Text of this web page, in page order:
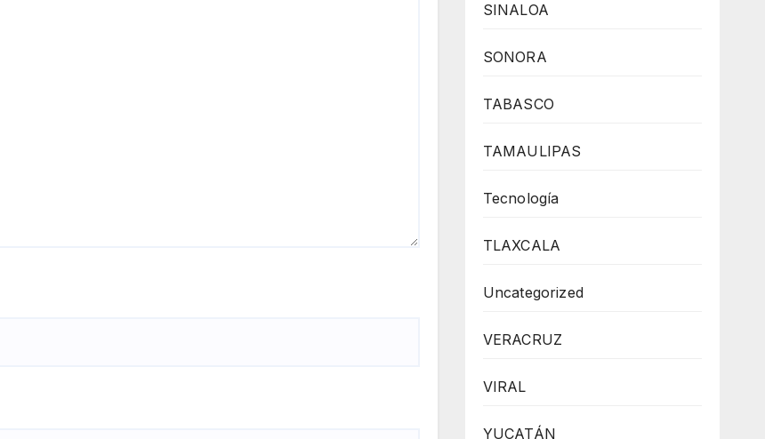
SINALOA
SONORA
TABASCO
TAMAULIPAS
Tecnología
TLAXCALA
Uncategorized
VERACRUZ
VIRAL
YUCATÁN